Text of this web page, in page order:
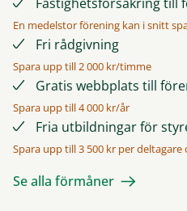
En medelstor förening kan i snitt
Fri rådgivning
Spara upp till 2 000 kr/timme
Gratis webbplats till
Spara upp till 4 000 kr/år
Fria utbildningar för
Spara upp till 3 500 kr per deltagare
Se alla förmåner